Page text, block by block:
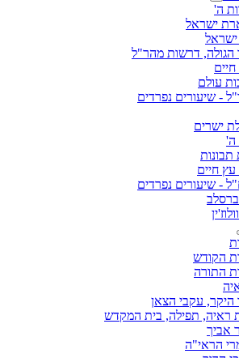
ה'
ישראל
ישראל
הגולה, דרשות מהר"ל
עולם
- שיעורים נפרדים
ישרים
ה'
תבונות
חיים
- שיעורים נפרדים
הקודש
התורה
היקר, עקבי הצאן
ראיה, תפילה, בית המקדש
אביך
הראי"ה